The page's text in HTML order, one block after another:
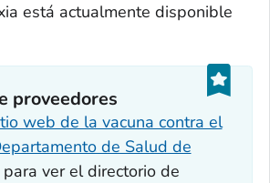
está actualmente disponible
proveedores
web de la vacuna contra el
de Salud de
para ver el directorio de